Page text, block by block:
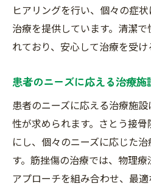
ヒアリングを行い、個々の症
治療を提供しています。清潔
れており、安心して治療を受け
患者のニーズに応える治療施
患者のニーズに応える治療施
性が求められます。さとう接
にし、個々のニーズに応じた
す。筋挫傷の治療では、物理
アプローチを組み合わせ、最